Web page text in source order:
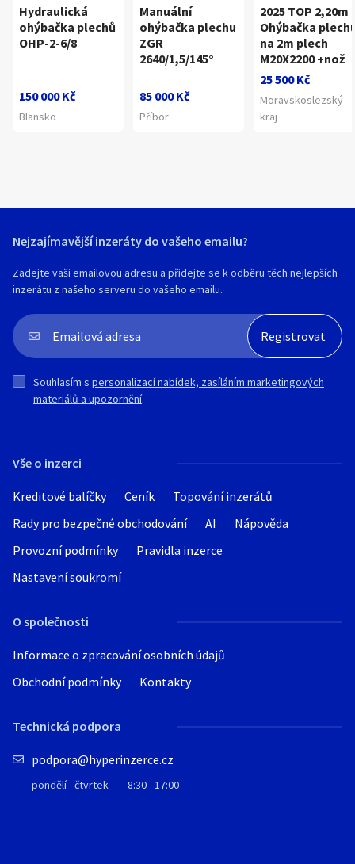
Hydraulická
ohýbačka plechů
OHP-2-6/8
150 000 Kč
Blansko
Manuální
ohýbačka plechu
ZGR
2640/1,5/145°
85 000 Kč
Příbor
2025 TOP 2,20m
Ohýbačka
na 2m plech
M20X2200 +nož
25 500 Kč
Moravskoslezský
kraj
Vše o inzerci
Kreditové balíčky Ceník
Topování inzerátů
Rady pro bezpečné obchodování
AI
Nápověda
Provozní podmínky
Pravidla inzerce
Nastavení soukromí
O společnosti
Informace o zpracování osobních údajů
Obchodní podmínky
Kontakty
Technická podpora
podpora@hyperinzerce.cz
pondělí - čtvrtek 8:30 - 17:00
Nejzajímavější inzeráty do vašeho emailu?
Zadejte vaši emailovou adresu a přidejte se k odběru těch nejlepších
inzerátu z našeho serveru do vašeho emailu.
Souhlasím s personalizací nabídek, zasíláním marketingových
materiálů a upozornění.